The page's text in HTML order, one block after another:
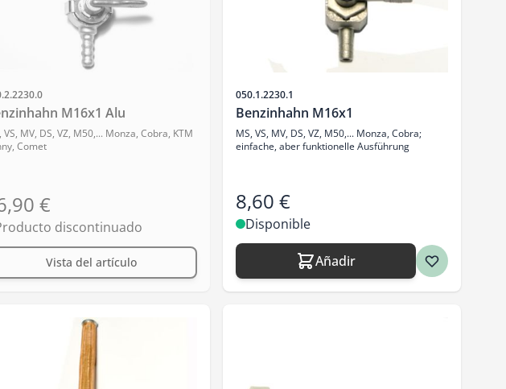
M16x1 Alu
VS, MV, DS, VZ, M50,... Monza, Cobra, KTM
Comet
€
discontinuado
Vista del artículo
SKU
050.1.2230.1
Benzinhahn M16x1
MS, VS, MV, DS, VZ, M50,... Monza, Cobra;
einfache, aber funktionelle Ausführung
8,60 €
Disponible
Añadir